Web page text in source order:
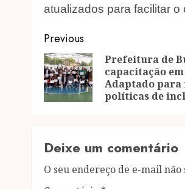
atualizados para facilitar
Post
navigation
Previous
Prefeitura de
capacitação
Adaptado
políticas de
Deixe um comentário
O seu endereço de e-mail